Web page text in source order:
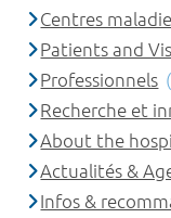
Centres
Patients and
Professionnels
Recherche et
About the
Actualités &
Infos &